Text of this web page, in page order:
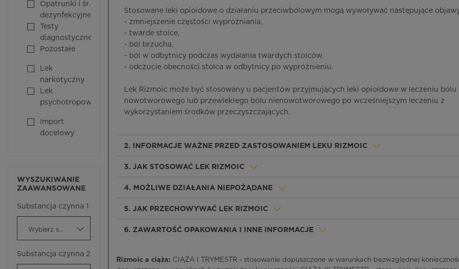
Opatrunki i śr.
dezynfekcyjne
Testy
diagnostyczne
Pozostałe
Lek
narkotyczny
Lek
psychotropowy
Import
docelowy
WYSZUKIWANIE
ZAAWANSOWANE
Substancja czynna 1
Substancja czynna 2
Stosowane leki opioidowe o działaniu przeciwbólowym mogą wywoływać następujące
- zmniejszenie częstości wypróżniania,
- twarde stolce,
- ból brzucha,
- ból w odbytnicy podczas wydalania twardych stolców,
- odczucie obecności stolca w odbytnicy po wypróżnieniu.
Lek Rizmoic może być stosowany u pacjentów przyjmujących leki opioidowe w leczeniu bólu
nowotworowego lub przewlekłego bólu nienowotworowego po wcześniejszym leczeniu z
wykorzystaniem środków przeczyszczających.
2. INFORMACJE WAŻNE PRZED ZASTOSOWANIEM LEKU RIZMOIC
3. JAK STOSOWAĆ LEK RIZMOIC
4. MOŻLIWE DZIAŁANIA NIEPOŻĄDANE
5. JAK PRZECHOWYWAĆ LEK RIZMOIC
6. ZAWARTOŚĆ OPAKOWANIA I INNE INFORMACJE
Rizmoic a ciąża: CIĄŻA I TRYMESTR - stosowanie dopuszczone w warunkach bezwzględnej